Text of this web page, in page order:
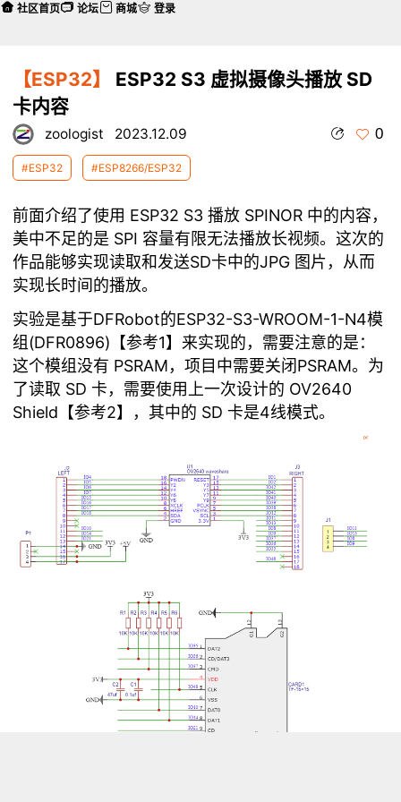
【ESP32】
ESP32 S3 虚拟摄像头播放 SD
卡内容
zoologist 2023.12.09 0
#ESP32 #ESP8266/ESP32
前面介绍了使用 ESP32 S3播放 SPINOR 中的内容，
美中不足的是 SPI 容量有限无法播放长视频。这次的
作品能够实现读取和发送SD卡中的JPG 图片，从而
实现长时间的播放。
实验是基于DFRobot的ESP32-S3-WROOM-1-N4模
组 (DFR0896) 【参考1】来实现的，需要注意的是：
这个模组没有 PSRAM ，项目中需要关闭 PSRAM。为
了读取 SD 卡，需要使用上一次设计的 OV2640
Shield【参考2】
，其中的 SD 卡是4线模式。
社区首页 论坛 商城 登录